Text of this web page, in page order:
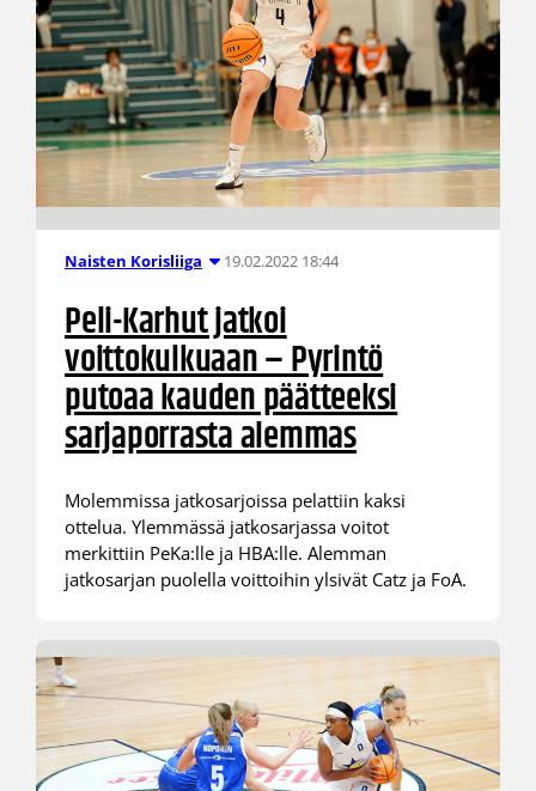
Naisten Korisliiga 19.02.2022 18:44
Peli-Karhut jatkoi
voittokulkuaan – Pyrintö
putoaa kauden päätteeksi
sarjaporrasta alemmas
Molemmissa jatkosarjoissa pelattiin kaksi
ottelua. Ylemmässä jatkosarjassa voitot
merkittiin PeKa:lle ja HBA:lle. Alemman
jatkosarjan puolella voittoihin ylsivät Catz ja FoA.